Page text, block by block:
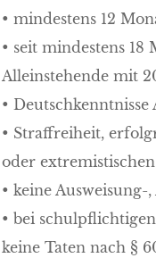
• mindestens 12
• seit mindestens
Alleinstehende mit
• Deutschkenntnisse
• Straffreiheit,
oder
• keine
• bei
keine Taten nach §